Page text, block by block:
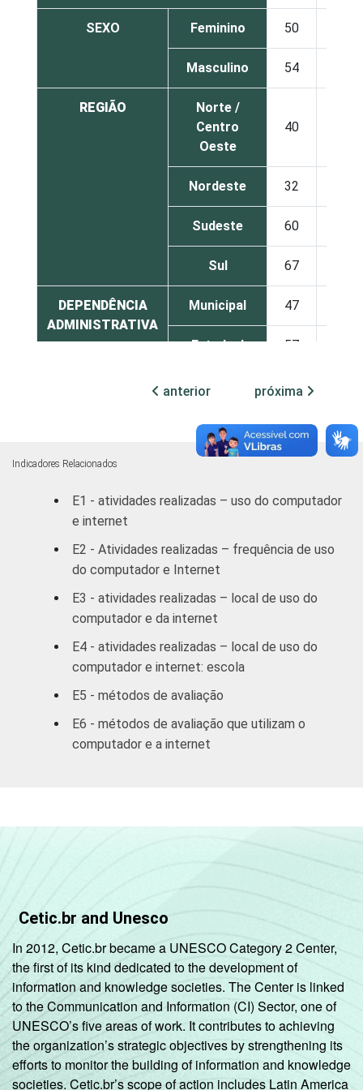
SEXO Feminino 50
Masculino 54
REGIÃO
Norte /
Centro
Oeste
40
Nordeste 32
Sudeste 60
Sul 67
DEPENDÊNCIA
ADMINISTRATIVA
Municipal 47
Estadual 57
4ª série / 5º
Ensino
Fundamental
ano do
Fundamental
49
Ensino
Médio
58
Base: 3.816 alunos que já utilizaram o
ou trabalhos sobre um tema. Respostas
múltiplas e estimuladas.
Base: 3.107 alunos que já utilizaram o
computador e a Internet para fazer lição ou
computador e a Internet para fazer
múltiplas e estimuladas.
5Base: 3.551 alunos que já utilizaram o
computador e a Internet para fazer pesquisa
para a escola em enciclopédias, revistas e
notícias. Respostas múltiplas e estimuladas.
6Base: 1.979 alunos que já utilizaram o
computador e a Internet para fazer
anterior próxima
Indicadores Relacionados
E1 - atividades realizadas – uso do computador
e internet
E2 - Atividades realizadas – frequência de uso
do computador e Internet
E3 - atividades realizadas – local de uso do
computador e da internet
E4 - atividades realizadas – local de uso do
computador e internet: escola
E5 - métodos de avaliação
E6 - métodos de avaliação que utilizam o
computador e a internet
Cetic.br and Unesco
In 2012, Cetic.br became a UNESCO Category 2 Center,
the first of its kind dedicated to the development of
information and knowledge societies. The Center is linked
to the Communication and Information (CI) Sector, one of
UNESCO’s five areas of work. It contributes to achieving
the organization’s strategic objectives by strengthening its
efforts to monitor the building of information and knowledge
societies. Cetic.br’s scope of action includes Latin America